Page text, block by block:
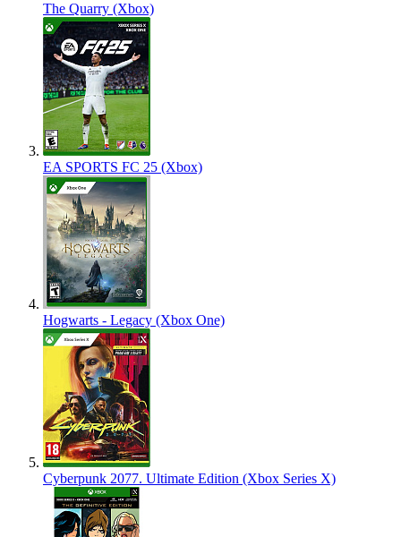
The Quarry (Xbox)
EA SPORTS FC 25 (Xbox)
Hogwarts - Legacy (Xbox One)
Cyberpunk 2077. Ultimate Edition (Xbox Series X)